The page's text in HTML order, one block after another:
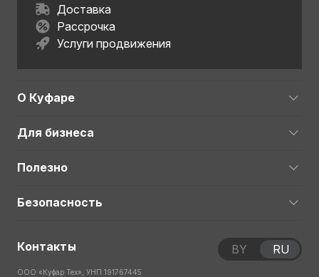
Доставка
Рассрочка
Услуги продвижения
О Куфаре
Для бизнеса
Полезно
Безопасность
Контакты
ООО «Куфар Тех», УНП 191767445
BY RU